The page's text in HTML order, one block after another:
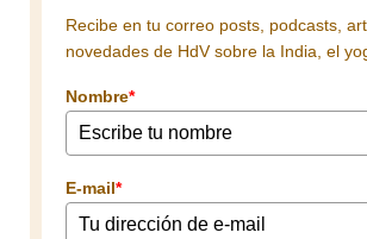
Recibe en tu correo posts, podcasts,
novedades de HdV sobre la India, el
Nombre*
E-mail*